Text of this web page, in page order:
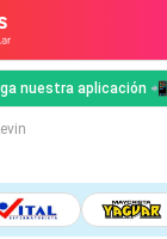
nuestra aplicación 📲